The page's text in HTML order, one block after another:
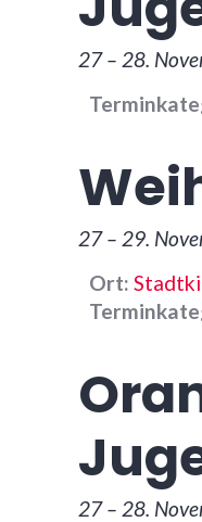
27– 28.
27– 29.
Ort:
27– 28.